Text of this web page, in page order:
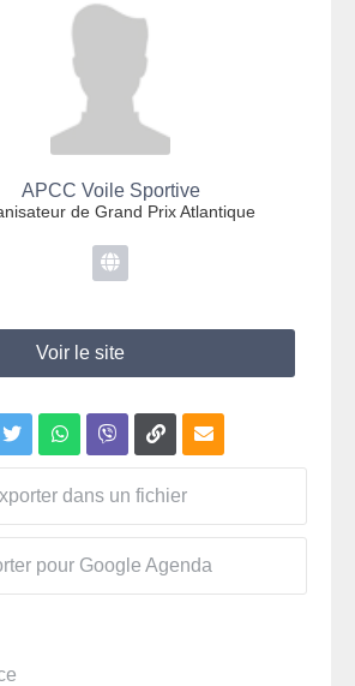
APCC Voile Sportive
de Grand Prix Atlantique
Voir le site
dans un fichier
pour Google Agenda